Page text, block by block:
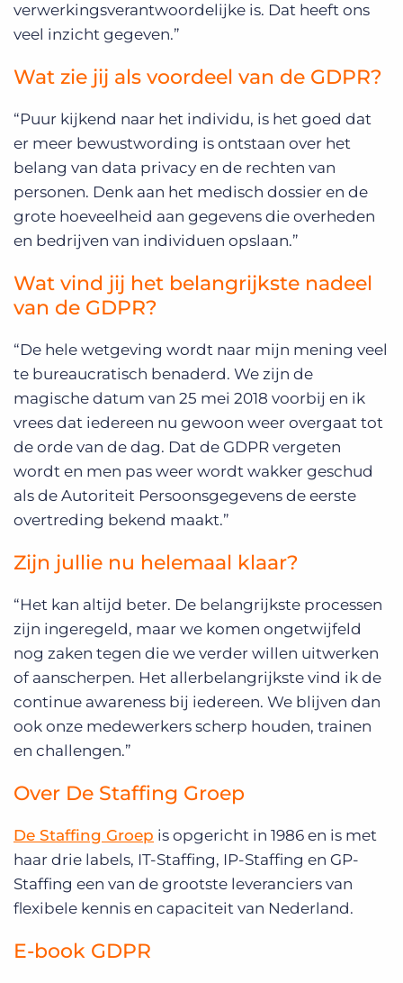
verwerkingsverantwoordelijke is. Dat heeft ons
veel inzicht gegeven.”
Wat zie jij als voordeel van de GDPR?
“Puur kijkend naar het individu, is het goed dat
er meer bewustwording is ontstaan over het
belang van data privacy en de rechten van
personen. Denk aan het medisch dossier en de
grote hoeveelheid aan gegevens die overheden
en bedrijven van individuen opslaan.”
Wat vind jij het belangrijkste nadeel
van de GDPR?
“De hele wetgeving wordt naar mijn mening veel
te bureaucratisch benaderd. We zijn de
magische datum van 25 mei 2018 voorbij en ik
vrees dat iedereen nu gewoon weer overgaat tot
de orde van de dag. Dat de GDPR vergeten
wordt en men pas weer wordt wakker geschud
als de Autoriteit Persoonsgegevens de eerste
overtreding bekend maakt.”
Zijn jullie nu helemaal klaar?
“Het kan altijd beter. De belangrijkste processen
zijn ingeregeld, maar we komen ongetwijfeld
nog zaken tegen die we verder willen uitwerken
of aanscherpen. Het allerbelangrijkste vind ik de
continue awareness bij iedereen. We blijven dan
ook onze medewerkers scherp houden, trainen
en challengen.”
Over De Staffing Groep
De Staffing Groep is opgericht in 1986 en is met
haar drie labels, IT-Staffing, IP-Staffing en GP-
Staffing een van de grootste leveranciers van
flexibele kennis en capaciteit van Nederland.
E-book GDPR